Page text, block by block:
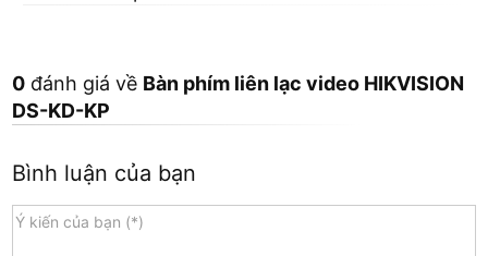
0 đánh giá về Bàn phím liên lạc video HIKVISION
DS-KD-KP
Bình luận của bạn